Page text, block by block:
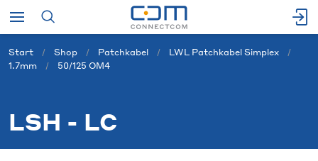
Start Shop Patchkabel
LWL Patchkabel Simplex
1.7mm
50/125 OM4
LSH - LC